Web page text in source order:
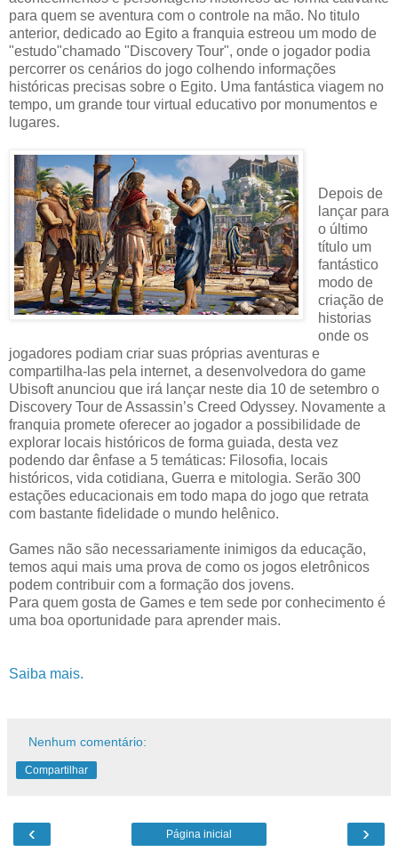
para quem se aventura com o controle na mão. No titulo
anterior, dedicado ao Egito a franquia estreou um modo de
"estudo"chamado "Discovery Tour", onde o jogador podia
percorrer os cenários do jogo colhendo informações
históricas precisas sobre o Egito. Uma fantástica viagem no
tempo, um grande tour virtual educativo por monumentos e
lugares.
Depois de
lançar para
o último
título um
fantástico
modo de
criação de
historias
onde os
jogadores podiam criar suas próprias aventuras e
compartilha-las pela internet, a desenvolvedora do game
Ubisoft anunciou que irá lançar neste dia 10 de setembro o
Discovery Tour de Assassin’s Creed Odyssey. Novamente a
franquia promete oferecer ao jogador a possibilidade de
explorar locais históricos de forma guiada, desta vez
podendo dar ênfase a 5 temáticas: Filosofia, locais
históricos, vida cotidiana, Guerra e mitologia. Serão 300
estações educacionais em todo mapa do jogo que retrata
com bastante fidelidade o mundo helênico.
Games não são necessariamente inimigos da educação,
temos aqui mais uma prova de como os jogos eletrônicos
podem contribuir com a formação dos jovens.
Para quem gosta de Games e tem sede por conhecimento é
uma boa oportunidade para aprender mais.
Saiba mais.
Nenhum comentário:
Compartilhar
‹ ›
Página inicial